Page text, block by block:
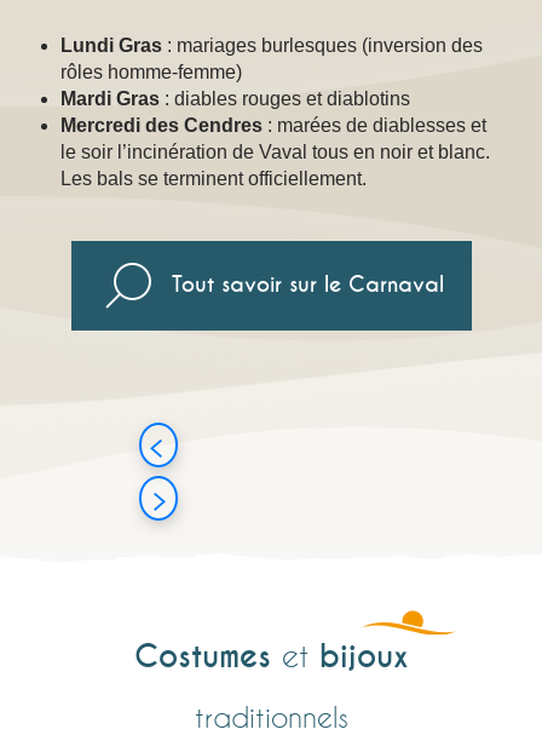
Lundi Gras : mariages burlesques (inversion des
rôles homme-femme)
Mardi Gras : diables rouges et diablotins
Mercredi des Cendres : marées de diablesses et
le soir l’incinération de Vaval tous en noir et blanc.
Les bals se terminent officiellement.
Tout savoir sur le Carnaval
Costumes et bijoux
traditionnels